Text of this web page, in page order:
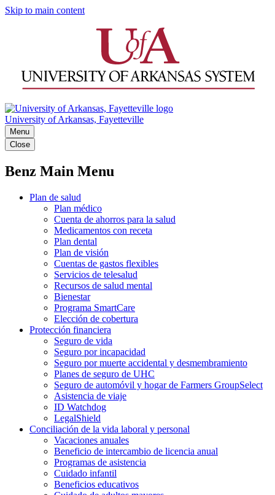
Skip to main content
University of Arkansas, Fayetteville
Menu
Close
Benz Main Menu
Plan de salud
Plan médico
Cuenta de ahorros para la salud
Medicamentos con receta
Plan dental
Plan de visión
Cuentas de gastos flexibles
Servicios de telesalud
Recursos de salud mental
Bienestar
Programa SmartCare
Elección de cobertura
Protección financiera
Seguro de vida
Seguro por incapacidad
Seguro por muerte accidental y desmembramiento
Planes de seguro de UHC
Seguro de automóvil y hogar de Farmers GroupSelect
Asistencia de viaje
ID Watchdog
LegalShield
Conciliación de la vida laboral y personal
Vacaciones anuales
Beneficio de intercambio de licencia anual
Programas de asistencia
Cuidado infantil
Beneficios educativos